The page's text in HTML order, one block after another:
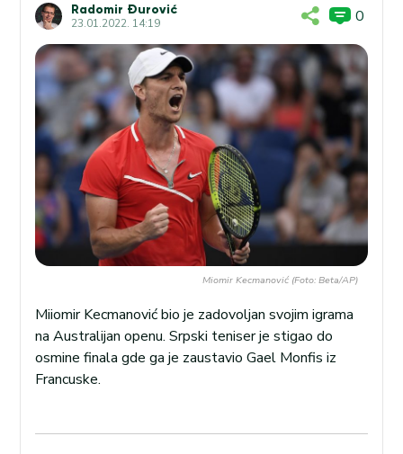
Radomir Đurović
23.01.2022. 14:19 0
Miomir Kecmanović (Foto: Beta/AP)
Miiomir Kecmanović bio je zadovoljan svojim igrama
na Australijan openu. Srpski teniser je stigao do
osmine finala gde ga je zaustavio Gael Monfis iz
Francuske.